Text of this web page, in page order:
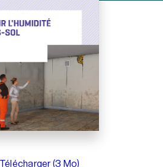
Télécharger (3 Mo)